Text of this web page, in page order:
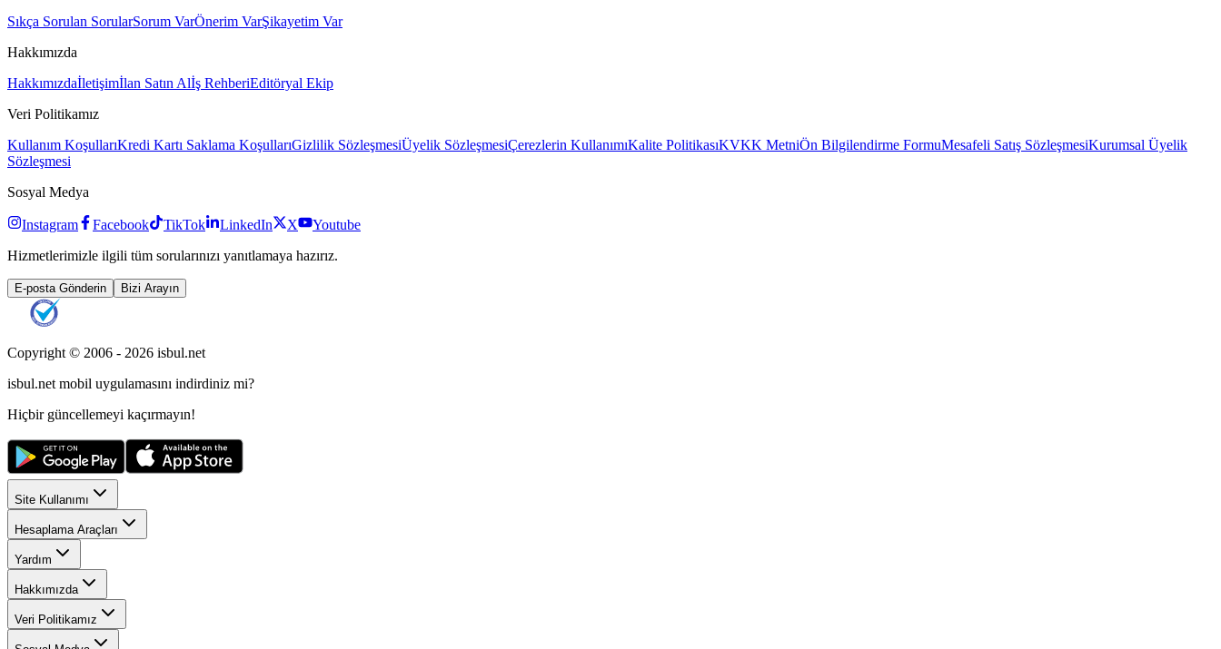
Sıkça Sorulan SorularSorum VarÖnerim VarŞikayetim Var
Hakkımızda
Hakkımızdaİletişimİlan Satın Alİş RehberiEditöryal Ekip
Veri Politikamız
Kullanım KoşullarıKredi Kartı Saklama KoşullarıGizlilik SözleşmesiÜyelik SözleşmesiÇerezlerin KullanımıKalite PolitikasıKVKK MetniÖn Bilgilendirme FormuMesafeli Satış SözleşmesiKurumsal Üyelik
Sözleşmesi
Sosyal Medya
Instagram Facebook TikTok LinkedIn X
Youtube
Hizmetlerimizle ilgili tüm sorularınızı yanıtlamaya hazırız.
E-posta Gönderin Bizi Arayın
Copyright © 2006 - 2026 isbul.net
isbul.net mobil uygulamasını indirdiniz mi?
Hiçbir güncellemeyi kaçırmayın!
Site Kullanımı
Hesaplama Araçları
Yardım
Hakkımızda
Veri Politikamız